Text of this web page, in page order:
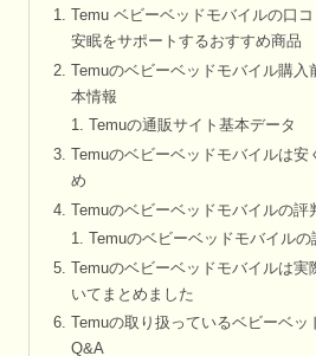
Temu ベビーベッドモバイルの口
安眠をサポートするおすすめ商品
Temuのベビーベッドモバイル購
本情報
Temuの通販サイト基本データ
Temuのベビーベッドモバイルは
め
Temuのベビーベッドモバイルの評
Temuのベビーベッドモバイル
Temuのベビーベッドモバイルは実
いてまとめました
Temuの取り扱っているベビーベ
Q&A